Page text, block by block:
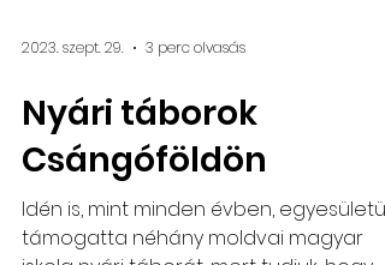
2023. szept. 29. 3 perc olvasás
Nyári táborok